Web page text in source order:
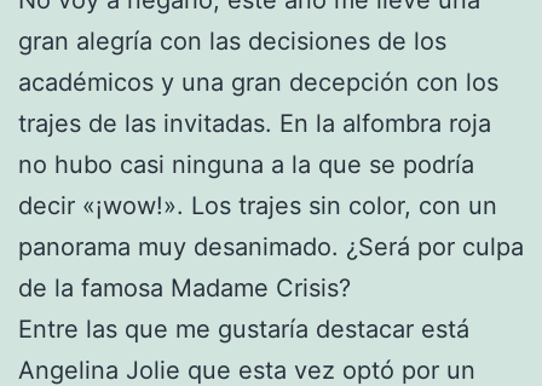
gran alegría con las decisiones de los
académicos y una gran decepción con los
trajes de las invitadas. En la alfombra roja
no hubo casi ninguna a la que se podría
decir «¡wow!». Los trajes sin color, con un
panorama muy desanimado. ¿Será por culpa
de la famosa Madame Crisis?
Entre las que me gustaría destacar está
Angelina Jolie que esta vez optó por un